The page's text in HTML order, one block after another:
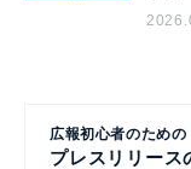
広報初心者のための
プレスリリース